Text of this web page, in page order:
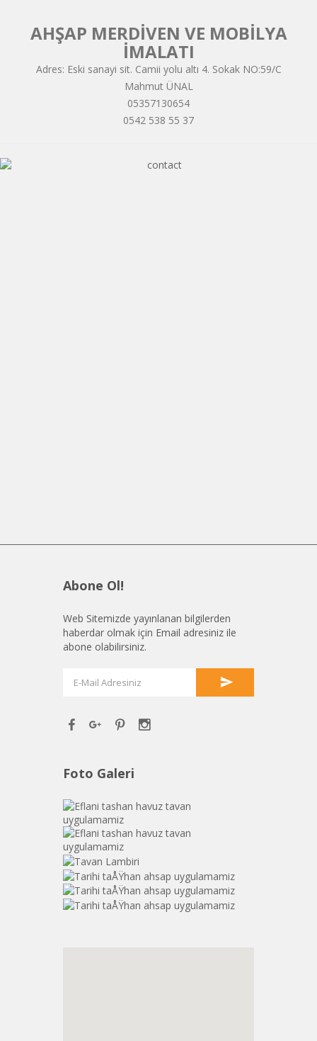
AHŞAP MERDİVEN VE MOBİLYA
İMALATI
Adres: Eski sanayi sit. Camii yolu altı 4. Sokak NO:59/C
Mahmut ÜNAL
05357130654
0542 538 55 37
Abone Ol!
Web Sitemizde yayınlanan bilgilerden
haberdar olmak için Email adresiniz ile
abone olabilirsiniz.
Foto Galeri